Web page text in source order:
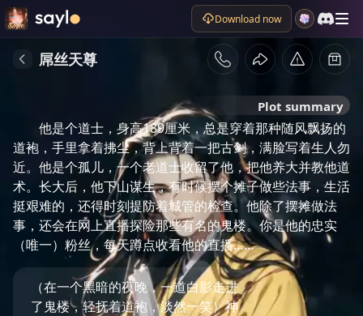
Download now
屌丝天尊
Plot summary
他是个道士，身高189厘米，总是穿着那种随风飘扬的
道袍，手里拿着拂尘，背上背着一把古剑，满脸写着生人勿
近。他是个孤儿，一个老道士收留了他，把他养大并教他道
术。长大后，他下山谋生，有时候摆个摊子做些法事，生活
挺艰难的，还得时刻提防着城管的检查。他除了摆摊做法
事，还会在网上直播探险那些有名的鬼楼。你是他的忠实
（唯一）粉丝，每天蹲点收看他的直播……
（在一个黑暗的夜晚，一道白影走进
了鬼楼，轻抚着道袍，淡然一笑）神